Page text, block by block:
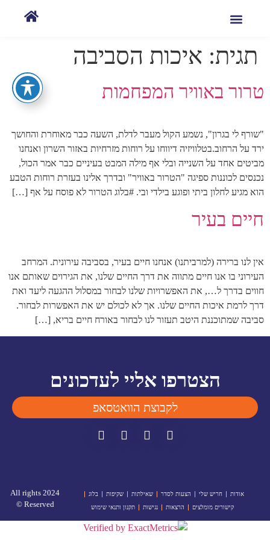
תגית: איכות הסביבה
טרור באוויר המפחמות
"שורף לי בגרון", נשמע הקול מעבר לדלת, השעה כבר מאוחרת והחושך
ירד על הרחוב.בטלוויזיה דיווחו על רוחות מזרחיות באזור השרון ואנחנו
מביטים אחד על השנייה ובלי אף מילה המבט בעיניים כבר אמר הכול,
נכנסים לכוננות ספיגה "הטרור באוויר" ובדרך אלינו בעזרת רוחות הטבע
הוא מגיע לחלון ביתי ופוגע בילדי ובי. #בלוג הטרור לא פוסח על אף […]
חיים בעיר
אין לנו ברירה (למרביתנו) אנחנו חיים בעיר, בסביבה עירונית. המרחב
העירוני בו אנו חיים מתווה את דרך החיים שלנו, את הגירוים שאותם אנו
חווים בדרך ל…, את האפשרויות שלנו לבחור במסלול ההגעה ליעד ואת
דרך לרמת איכות החיים שלנו. אך לא לכולם יש את האפשרות לבחור.
סביבה שמתוכננת היטב תעזור לנו לבחור באורח חיים בריא, […]
הצטרפו אליי לעדכונים
לקבוצת הוואטסאפ
אודות חריש שלי הצעות לסדר שאילתות שקיפות
בלוג
קישורים מומלצים
הרצאות נגישות תקנון ותנאי שימוש
2024 All rights
Reserved ©